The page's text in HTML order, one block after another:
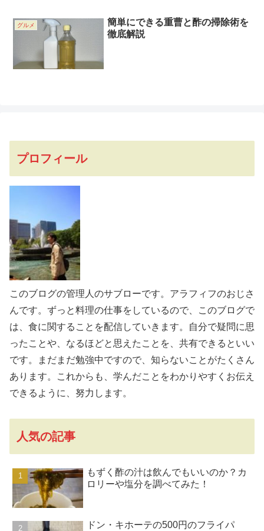
グルメ
簡単にできる重曹と酢の掃除術を
徹底解説
プロフィール
このブログの管理人のサブローです。アラフィフのおじさ
んです。ずっと料理の仕事をしているので、このブログで
は、食に関することを配信していきます。自分で疑問に思
ったことや、なるほどと思えたことを、共有できるといい
です。まだまだ勉強中ですので、知らないことがたくさん
あります。これからも、学んだことをわかりやすくお伝え
できるように、努力します。
人気の記事
もずく酢の汁は飲んでもいいのか？カ
ロリーや塩分を調べてみた！
ドン・キホーテの500円のフライパ